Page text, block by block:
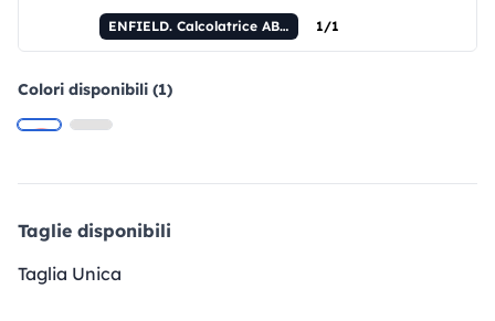
ENFIELD. Calcolatrice ABS a 8 cifre 1/1
Colori disponibili (1)
Taglie disponibili
Taglia Unica